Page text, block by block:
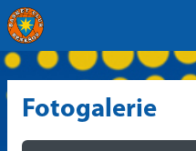
Fotogalerie